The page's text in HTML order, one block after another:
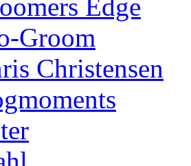
Edge
Groom
Christensen